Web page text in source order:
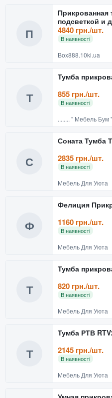
П
Прикрованная
подсветкой и
(света)
4840 грн./шт.
В наявності
Box888.10ki.ua
Т
Тумба
855 грн./шт.
В наявності
С
Соната Тумба
2835 грн./шт.
В наявності
Мебель Для Уюта
Ф
Фелиция
1160 грн./шт.
В наявності
Мебель Для Уюта
Т
Тумба
820 грн./шт.
В наявності
Мебель Для Уюта
Т
Тумба РТВ
2145 грн./шт.
В наявності
Мебель Для Уюта